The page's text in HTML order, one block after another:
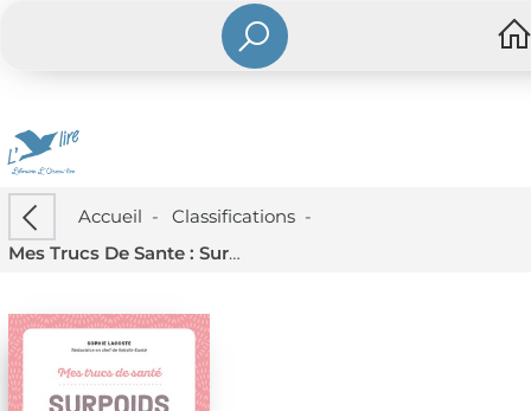
Accueil - Classifications-
Mes Trucs De Sante : Surpoids, Cellulite, Retention D'eau, Etc.